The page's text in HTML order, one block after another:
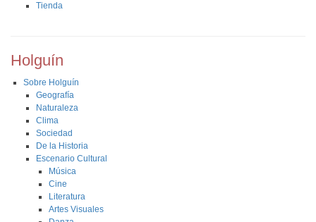
Tienda
Holguín
Sobre Holguín
Geografía
Naturaleza
Clima
Sociedad
De la Historia
Escenario Cultural
Música
Cine
Literatura
Artes Visuales